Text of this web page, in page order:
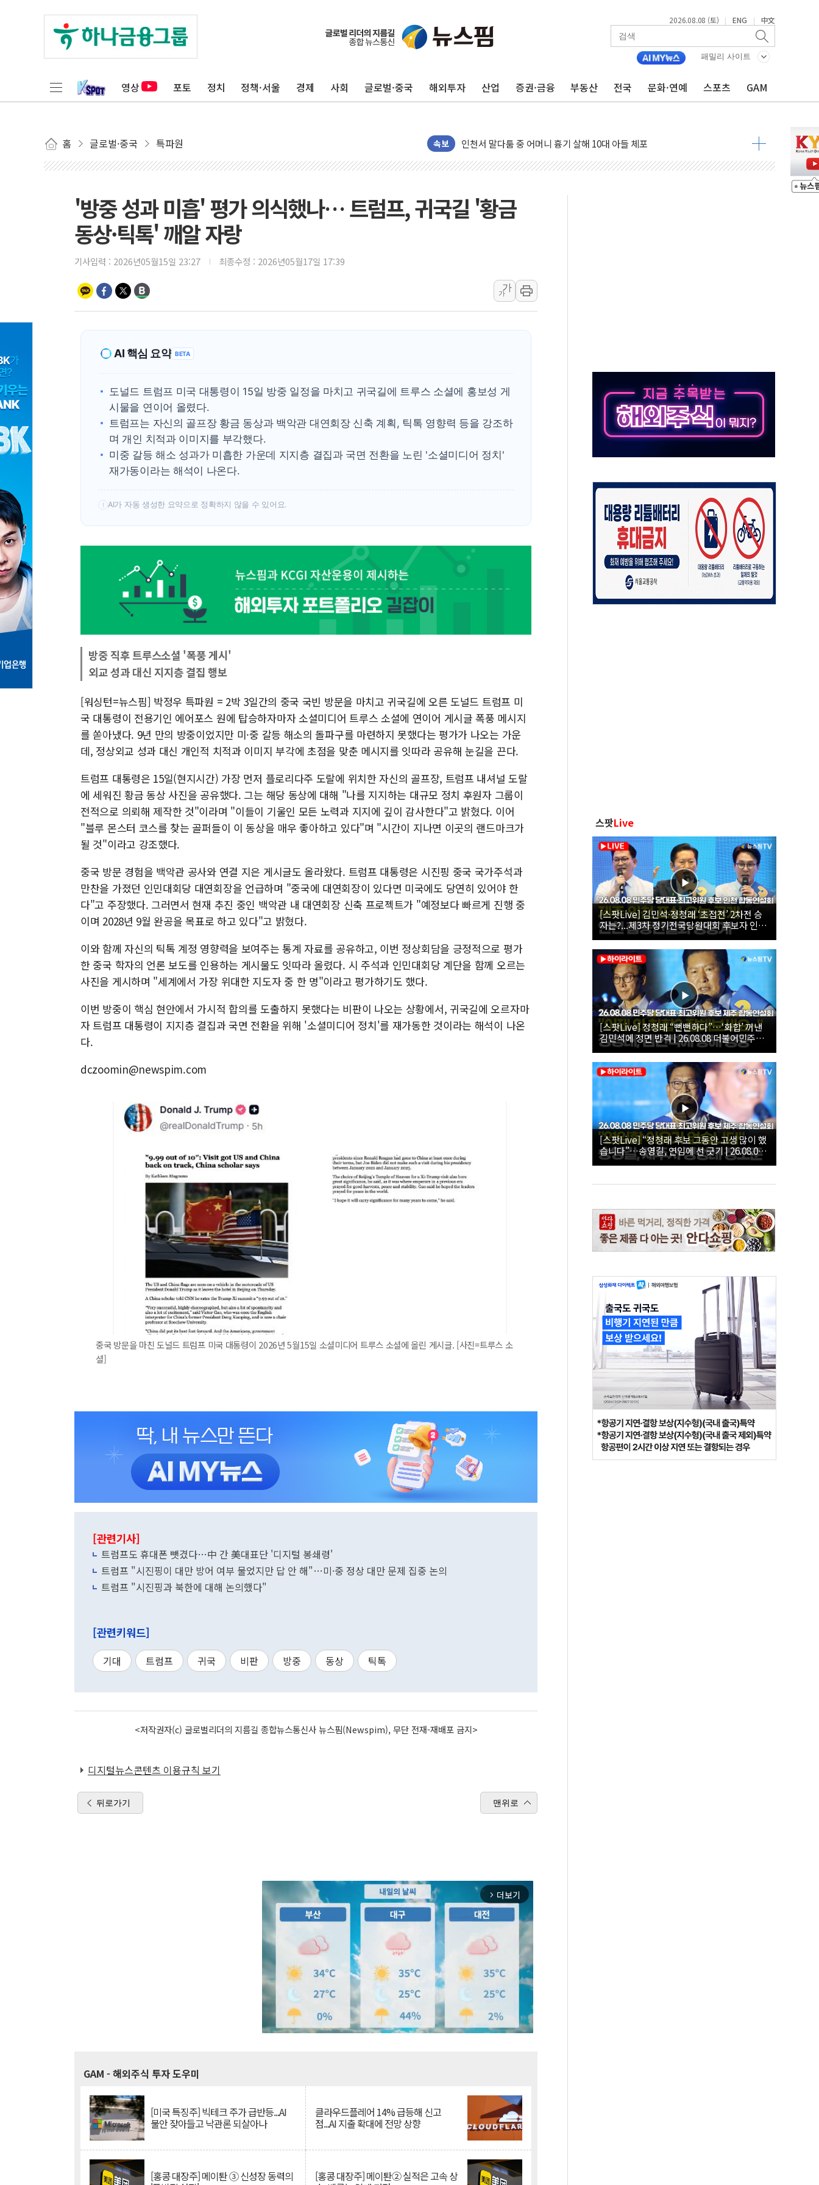
2026.08.08 (토) | ENG | 中文
패밀리 사이트
영상 포토 정치 정책·서울 경제 사회 글로벌·중국 해외투자 산업 증권·금융 부동산 전국 문화·연예 스포츠 GAM
홈 글로벌·중국 특파원 속보
美, 이란전 출구전략 만지작…공습 한계·탄약 부족 현실화
강릉·동해·삼척 시간당 최대 50㎜ 폭우…강원 동해안 강한 비 어어져
서울 중랑구 주택가서 흉기 난동…60대 남성 2명 숨져
李대통령 "결혼 때문에 손해 보는 일 없게"…'결혼 페널티' 22개 과제 손본다
인천 선재도 갯벌서 해루질 중 실종 60대 나흘만에 숨진 채 발견
인천서 말다툼 중 어머니 흉기 살해 10대 아들 체포
'화합' 꺼낸 김민석에 '뻔뻔' 받아친 정청래…제주 연설서 신경전 고조
李대통령, ISA 개편 재검토 지시…與 "적극 환영"·野 "졸속 국정"
연일 폭염에 온열질환 사망 23명…정부, 비상대응기구 가동
中 전방위 아파트 부양, 수도 베이징도 부동산 규제 철폐
인제 용대리 계곡서 수위 상승으로 피서객 7명 고립…전원 구조
동해시, 11~14일 '별똥별 멍' 운영…페르세우스 유성우 관측
강원 중·남부 동해안 시간당 50mm 이상 폭우…호우경보 발효
청양 밭에서 일하던 90대 숨져…온열질환 여부 조사
폭염에 車 운전면허 기능시험 오전 집중 편성…체감온도 38도 넘으면 중단
'방중 성과 미흡' 평가 의식했나… 트럼프, 귀국길 '황금
동상·틱톡' 깨알 자랑
기사입력 : 2026년05월15일 23:27 최종수정 : 2026년05월17일 17:39
가
가
AI 핵심 요약 BETA
도널드 트럼프 미국 대통령이 15일 방중 일정을 마치고 귀국길에 트루스 소셜에 홍보성 게
시물을 연이어 올렸다.
트럼프는 자신의 골프장 황금 동상과 백악관 대연회장 신축 계획, 틱톡 영향력 등을 강조하
며 개인 치적과 이미지를 부각했다.
미중 갈등 해소 성과가 미흡한 가운데 지지층 결집과 국면 전환을 노린 '소셜미디어 정치'
재가동이라는 해석이 나온다.
! AI가 자동 생성한 요약으로 정확하지 않을 수 있어요.
방중 직후 트루스소셜 '폭풍 게시'
외교 성과 대신 지지층 결집 행보
[워싱턴=뉴스핌] 박정우 특파원 = 2박 3일간의 중국 국빈 방문을 마치고 귀국길에 오른 도널드 트럼프 미
국 대통령이 전용기인 에어포스 원에 탑승하자마자 소셜미디어 트루스 소셜에 연이어 게시글 폭풍 메시지
를 쏟아냈다. 9년 만의 방중이었지만 미·중 갈등 해소의 돌파구를 마련하지 못했다는 평가가 나오는 가운
데, 정상외교 성과 대신 개인적 치적과 이미지 부각에 초점을 맞춘 메시지를 잇따라 공유해 눈길을 끈다.
트럼프 대통령은 15일(현지시간) 가장 먼저 플로리다주 도랄에 위치한 자신의 골프장, 트럼프 내셔널 도랄
에 세워진 황금 동상 사진을 공유했다. 그는 해당 동상에 대해 "나를 지지하는 대규모 정치 후원자 그룹이
전적으로 의뢰해 제작한 것"이라며 "이들이 기울인 모든 노력과 지지에 깊이 감사한다"고 밝혔다. 이어
"블루 몬스터 코스를 찾는 골퍼들이 이 동상을 매우 좋아하고 있다"며 "시간이 지나면 이곳의 랜드마크가
될 것"이라고 강조했다.
중국 방문 경험을 백악관 공사와 연결 지은 게시글도 올라왔다. 트럼프 대통령은 시진핑 중국 국가주석과
만찬을 가졌던 인민대회당 대연회장을 언급하며 "중국에 대연회장이 있다면 미국에도 당연히 있어야 한
다"고 주장했다. 그러면서 현재 추진 중인 백악관 내 대연회장 신축 프로젝트가 "예정보다 빠르게 진행 중
이며 2028년 9월 완공을 목표로 하고 있다"고 밝혔다.
이와 함께 자신의 틱톡 계정 영향력을 보여주는 통계 자료를 공유하고, 이번 정상회담을 긍정적으로 평가
한 중국 학자의 언론 보도를 인용하는 게시물도 잇따라 올렸다. 시 주석과 인민대회당 계단을 함께 오르는
사진을 게시하며 "세계에서 가장 위대한 지도자 중 한 명"이라고 평가하기도 했다.
이번 방중이 핵심 현안에서 가시적 합의를 도출하지 못했다는 비판이 나오는 상황에서, 귀국길에 오르자마
자 트럼프 대통령이 지지층 결집과 국면 전환을 위해 '소셜미디어 정치'를 재가동한 것이라는 해석이 나온
다.
dczoomin@newspim.com
중국 방문을 마친 도널드 트럼프 미국 대통령이 2026년 5월15일 소셜미디어 트루스 소셜에 올린 게시글. [사진=트루스 소
셜]
[관련기사]
트럼프도 휴대폰 뺏겼다…中 간 美대표단 '디지털 봉쇄령'
트럼프 "시진핑이 대만 방어 여부 물었지만 답 안 해"…미·중 정상 대만 문제 집중 논의
트럼프 "시진핑과 북한에 대해 논의했다"
[관련키워드]
기대 트럼프 귀국 비판 방중 동상 틱톡
<저작권자(c) 글로벌리더의 지름길 종합뉴스통신사 뉴스핌(Newspim), 무단 전재-재배포 금지>
디지털뉴스콘텐츠 이용규칙 보기
뒤로가기 맨위로
arrow_forward_ios 더보기
GAM - 해외주식 투자 도우미
[미국 특징주] 빅테크 주가 급반등...AI
불안 잦아들고 낙관론 되살아나
클라우드플레어 14% 급등해 신고
점...AI 지출 확대에 전망 상향
[홍콩 대장주] 메이퇀 ③ 신성장 동력의 [홍콩 대장주] 메이퇀② 실적은 고속 상
스팟Live
[스팟Live] 김민석·정청래 ‘초접전’ 2차전 승
자는?...제3차 정기전국당원대회 후보자 인천
합동연설회 생중계 | 26.08.08
[스팟Live] 정청래 “뻔뻔하다”…‘화합’ 꺼낸
김민석에 정면 반격 | 26.08.08 더불어민주당
당대표·최고위원 후보 제주 합동연설회
[스팟Live] “정청래 후보 그동안 고생 많이 했
습니다”…송영길, 연임에 선 긋기 | 26.08.08
더불어민주당 당대표·최고위원 후보 제주 합